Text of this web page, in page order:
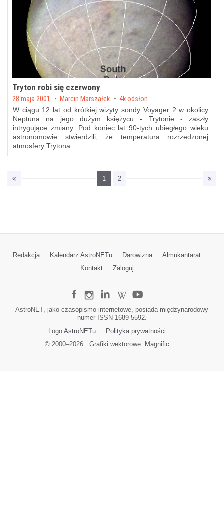
Tryton robi się czerwony
Posted on
28 maja 2001 by Marcin Marszałek 4k odsłon
W ciągu 12 lat od krótkiej wizyty sondy Voyager 2 w okolicy
Neptuna na jego dużym księżycu - Trytonie - zaszły
intrygujące zmiany. Pod koniec lat 90-tych ubiegłego wieku
astronomowie stwierdzili, że temperatura rozrzedzonej
atmosfery Trytona …
1 2
Redakcja Kalendarz AstroNETu Darowizna
Almukantarat
Kontakt
Zaloguj
AstroNET, jako czasopismo internetowe, posiada międzynarodowy
numer ISSN 1689-5592.
Logo AstroNETu
Polityka prywatności
© 2000–2026Grafiki wektorowe: Magnific